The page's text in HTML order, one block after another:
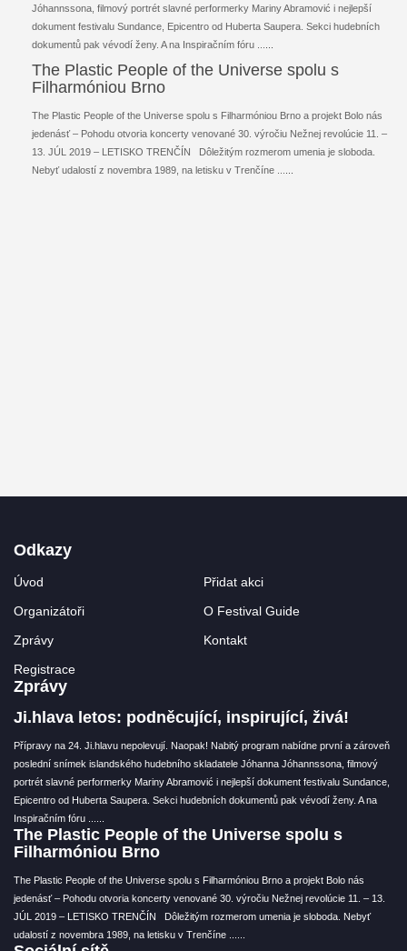
Jóhannssona, filmový portrét slavné performerky Mariny Abramović i nejlepší
dokument festivalu Sundance, Epicentro od Huberta Saupera. Sekci hudebních
dokumentů pak vévodí ženy. A na Inspiračním fóru ...
The Plastic People of the Universe spolu s
Filharmóniou Brno
The Plastic People of the Universe spolu s Filharmóniou Brno a projekt Bolo nás
jedenásť – Pohodu otvoria koncerty venované 30. výročiu Nežnej revolúcie 11. –
13. JÚL 2019 – LETISKO TRENČÍN Dôležitým rozmerom umenia je sloboda.
Nebyť udalostí z novembra 1989, na letisku v Trenčíne ...
Odkazy
Úvod
Přidat akci
Organizátoři
O Festival Guide
Zprávy
Kontakt
Registrace
Zprávy
Ji.hlava letos: podněcující, inspirující, živá!
Přípravy na 24. Ji.hlavu nepolevují. Naopak! Nabitý program nabídne první a zároveň
poslední snímek islandského hudebního skladatele Jóhanna Jóhannssona, filmový
portrét slavné performerky Mariny Abramović i nejlepší dokument festivalu Sundance,
Epicentro od Huberta Saupera. Sekci hudebních dokumentů pak vévodí ženy. A na
Inspiračním fóru ...
The Plastic People of the Universe spolu s
Filharmóniou Brno
The Plastic People of the Universe spolu s Filharmóniou Brno a projekt Bolo nás
jedenásť – Pohodu otvoria koncerty venované 30. výročiu Nežnej revolúcie 11. – 13.
JÚL 2019 – LETISKO TRENČÍN Dôležitým rozmerom umenia je sloboda. Nebyť
udalostí z novembra 1989, na letisku v Trenčíne ...